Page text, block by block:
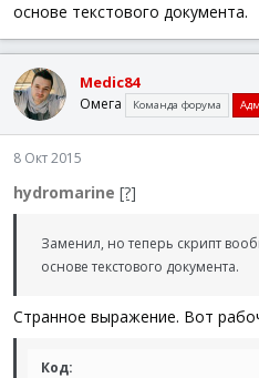
основе текстового документа.
Medic84
Омега Команда форума
8 Окт 2015
hydromarine [?]
Заменил, но теперь скрипт
основе текстового документа.
Странное выражение. Вот
Код: